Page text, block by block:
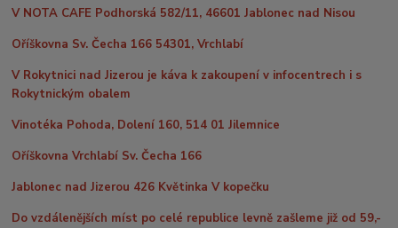
V NOTA CAFE Podhorská 582/11, 46601 Jablonec nad Nisou
Oříškovna Sv. Čecha 166 54301, Vrchlabí
V Rokytnici nad Jizerou je káva k zakoupení v infocentrech i s
Rokytnickým obalem
Vinotéka Pohoda, Dolení 160, 514 01 Jilemnice
Oříškovna Vrchlabí Sv. Čecha 166
Jablonec nad Jizerou 426 Květinka V kopečku
Do vzdálenějších míst po celé republice levně zašleme již od 59,-